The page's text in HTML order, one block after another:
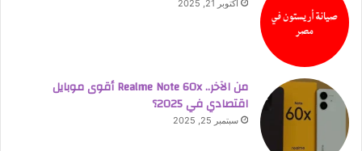
أكتوبر 21, 2025
من الآخر.. Realme Note 60x أقوى موبايل
اقتصادي في 2025؟
سبتمبر 25, 2025